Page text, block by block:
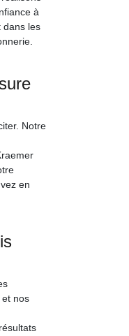
à
dans les
Notre
en
nos